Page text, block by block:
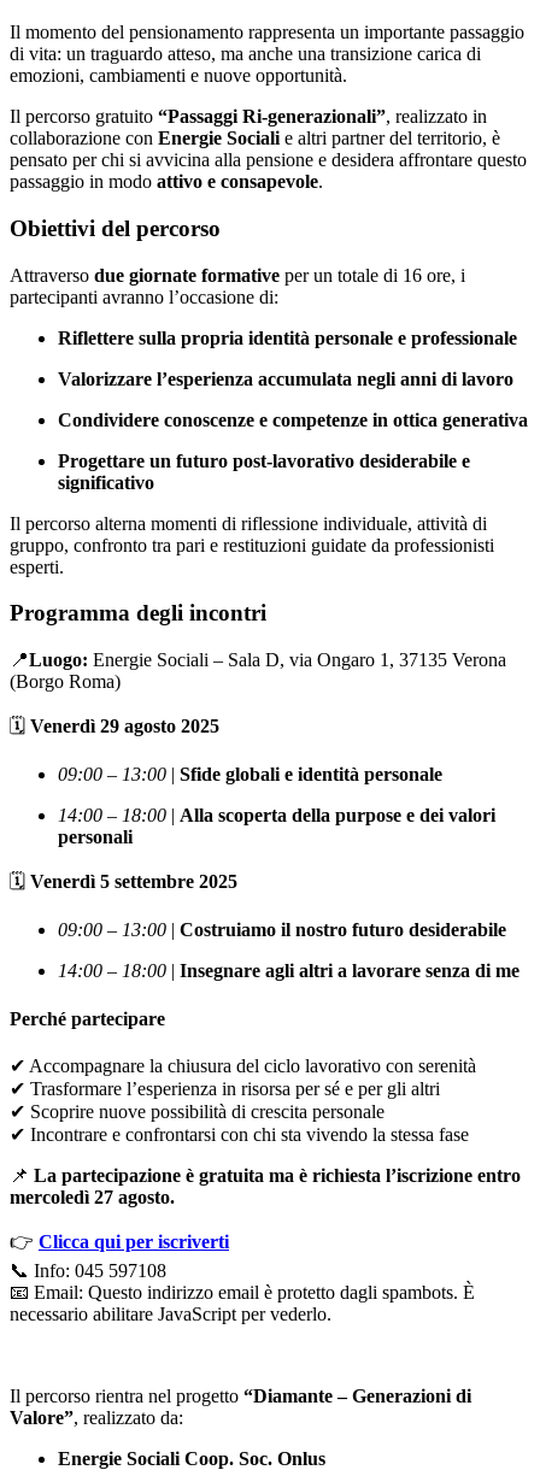
Il momento del pensionamento rappresenta un importante passaggio
di vita: un traguardo atteso, ma anche una transizione carica di
emozioni, cambiamenti e nuove opportunità.
Il percorso gratuito “Passaggi Ri-generazionali”, realizzato in
collaborazione con Energie Sociali e altri partner del territorio, è
pensato per chi si avvicina alla pensione e desidera affrontare questo
passaggio in modo attivo e consapevole.
Obiettivi del percorso
Attraverso due giornate formative per un totale di 16 ore, i
partecipanti avranno l’occasione di:
Riflettere sulla propria identità personale e professionale
Valorizzare l’esperienza accumulata negli anni di lavoro
Condividere conoscenze e competenze in ottica generativa
Progettare un futuro post-lavorativo desiderabile e
significativo
Il percorso alterna momenti di riflessione individuale, attività di
gruppo, confronto tra pari e restituzioni guidate da professionisti
esperti.
Programma degli incontri
📍Luogo: Energie Sociali – Sala D, via Ongaro 1, 37135 Verona
(Borgo Roma)
🗓️ Venerdì 29 agosto 2025
09:00 – 13:00 | Sfide globali e identità personale
14:00 – 18:00 | Alla scoperta della purpose e dei valori
personali
🗓️ Venerdì 5 settembre 2025
09:00 – 13:00 | Costruiamo il nostro futuro desiderabile
14:00 – 18:00 | Insegnare agli altri a lavorare senza di me
Perché partecipare
✔ Accompagnare la chiusura del ciclo lavorativo con serenità
✔ Trasformare l’esperienza in risorsa per sé e per gli altri
✔ Scoprire nuove possibilità di crescita personale
✔ Incontrare e confrontarsi con chi sta vivendo la stessa fase
📌 La partecipazione è gratuita ma è richiesta l’iscrizione entro
mercoledì 27 agosto.
👉 Clicca qui per iscriverti
📞 Info: 045 597108
📧 Email: Questo indirizzo email è protetto dagli spambots. È
necessario abilitare JavaScript per vederlo.
Il percorso rientra nel progetto “Diamante – Generazioni di
Valore”, realizzato da:
Energie Sociali Coop. Soc. Onlus